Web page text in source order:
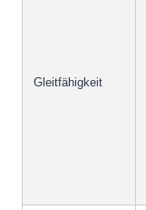
Gleitfähigkeit